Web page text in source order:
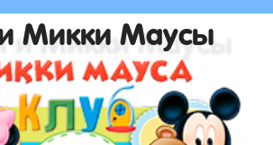
Микки Маусы